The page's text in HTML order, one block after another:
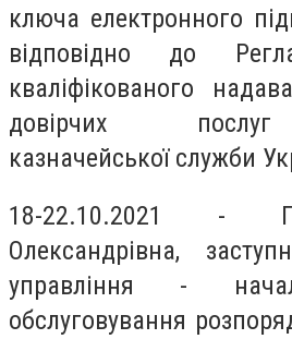
ключа електронного
відповідно до
кваліфікованого
довірчих
казначейської служби
18-22.10.2021 -
Олександрівна,
управління -
обслуговування